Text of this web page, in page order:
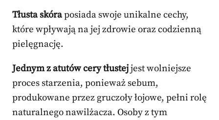
Tłusta skóraposiada swoje unikalne cechy,
które wpływają na jej zdrowie oraz codzienną
pielęgnację.
Jednym z atutów cery tłustejjest wolniejsze
proces starzenia, ponieważ sebum,
produkowane przez gruczoły łojowe, pełni rolę
naturalnego nawilżacza. Osoby z tym